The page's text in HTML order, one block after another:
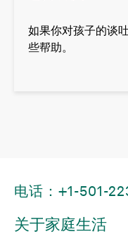
如果你对孩子的谈
些帮助。
电话：+1-501-
关于家庭生活